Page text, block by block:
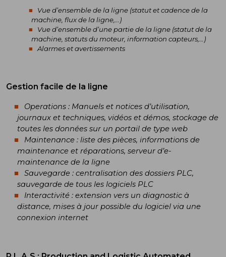
Vue d’ensemble de la ligne (statut et cadence de la
machine, flux de la ligne,…)
Vue d’ensemble d’une partie de la ligne (statut de la
machine, statuts du moteur, information capteurs,…)
Alarmes et avertissements
Gestion facile de la ligne
Operations : Manuels et notices d’utilisation,
journaux et techniques, vidéos et démos, stockage de
toutes les données sur un portail de type web
Maintenance : liste des pièces, informations de
maintenance et réparations, serveur d’e-
maintenance de la ligne
Sauvegarde : centralisation des dossiers PLC,
sauvegarde de tous les logiciels PLC
Interactivité : extension vers un diagnostic à
distance, mises à jour possible du logiciel via une
connexion internet